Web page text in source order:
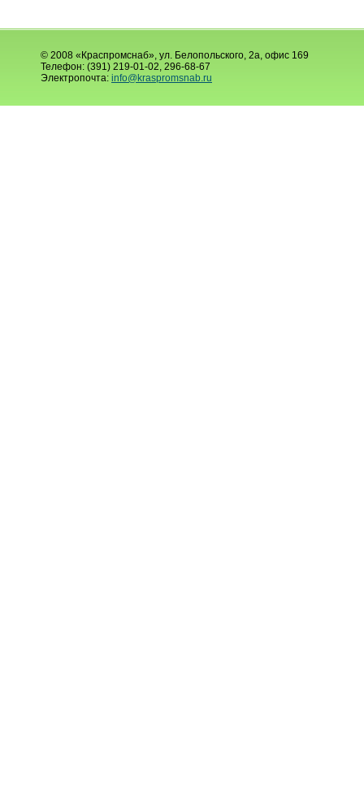
© 2008 «Краспромснаб», ул. Белопольского, 2а, офис 169
Телефон: (391) 219-01-02, 296-68-67
Электропочта: info@kraspromsnab.ru